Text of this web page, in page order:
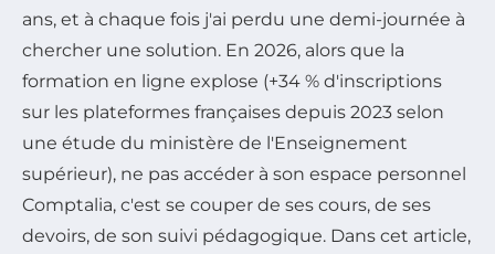
ans, et à chaque fois j'ai perdu une demi-journée à
chercher une solution. En 2026, alors que la
formation en ligne explose (+34 % d'inscriptions
sur les plateformes françaises depuis 2023 selon
une étude du ministère de l'Enseignement
supérieur), ne pas accéder à son espace personnel
Comptalia, c'est se couper de ses cours, de ses
devoirs, de son suivi pédagogique. Dans cet article,